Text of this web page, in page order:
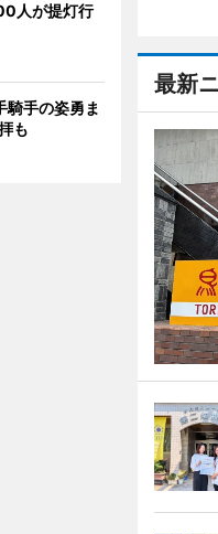
最新
人が提灯行
騎手の姿勇ま
も